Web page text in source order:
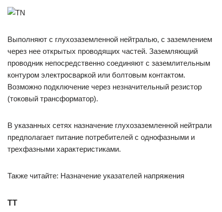
Выполняют с глухозаземленной нейтралью, с заземлением
через нее открытых проводящих частей. Заземляющий
проводник непосредственно соединяют с заземлительным
контуром электросваркой или болтовым контактом.
Возможно подключение через незначительный резистор
(токовый трансформатор).
В указанных сетях назначение глухозаземленной нейтрали
предполагает питание потребителей с однофазными и
трехфазными характеристиками.
Также читайте: Назначение указателей напряжения
ТТ